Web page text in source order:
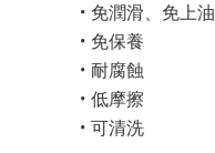
免潤滑、免上油
免保養
耐腐蝕
低摩擦
可清洗